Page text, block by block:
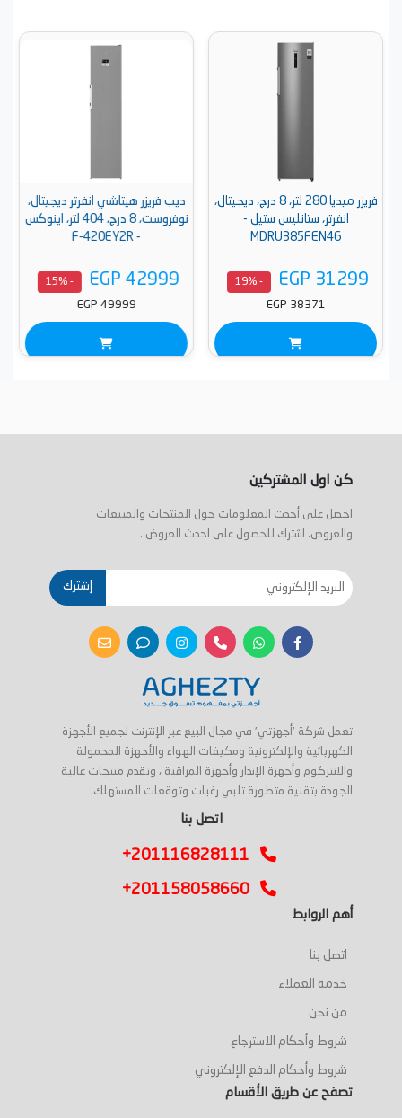
فريزر ميديا 280 لتر، 8 درج، ديجيتال،
انفرتر، ستانليس ستيل -
MDRU385FEN46
EGP 31299
- 19%
EGP 38371
ديب فريزر هيتاشي انفرتر ديجيتال،
نوفروست، 8 درج، 404 لتر، اينوكس
- F-420EY2R
EGP 42999
- 15%
EGP 49999
كن اول المشتركين
احصل على أحدث المعلومات حول المنتجات والمبيعات
والعروض. اشترك للحصول على احدث العروض .
إشترك
تعمل شركة 'أجهزتي' في مجال البيع عبر الإنترنت لجميع الأجهزة
الكهربائية والإلكترونية ومكيفات الهواء والأجهزة المحمولة
والانتركوم وأجهزة الإنذار وأجهزة المراقبة ، وتقدم منتجات عالية
الجودة بتقنية متطورة تلبي رغبات وتوقعات المستهلك.
اتصل بنا
+201116828111
+201158058660
أهم الروابط
اتصل بنا
خدمة العملاء
من نحن
شروط وأحكام الاسترجاع
شروط وأحكام الدفع الإلكتروني
تصفح عن طريق الأقسام